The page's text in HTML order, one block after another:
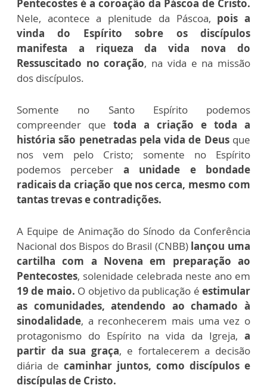
Pentecostes é a coroação da Páscoa de Cristo.
Nele, acontece a plenitude da Páscoa, pois a
vinda do Espírito sobre os discípulos
manifesta a riqueza da vida nova do
Ressuscitado no coração, na vida e na missão
dos discípulos.
Somente no Santo Espírito podemos
compreender que toda a criação e toda a
história são penetradas pela vida de Deusque
nos vem pelo Cristo; somente no Espírito
podemos perceber a unidade e bondade
radicais da criação que nos cerca, mesmo com
tantas trevas e contradições.
A Equipe de Animação do Sínodo da Conferência
Nacional dos Bispos do Brasil (CNBB) lançou uma
cartilha com a Novena em preparação ao
Pentecostes, solenidade celebrada neste ano em
19 de maio. O objetivo da publicação é estimular
as comunidades, atendendo ao chamado à
sinodalidade, a reconhecerem mais uma vez o
protagonismo do Espírito na vida da Igreja, a
partir da sua graça, e fortalecerem a decisão
diária de caminhar juntos, como discípulos e
discípulas de Cristo.